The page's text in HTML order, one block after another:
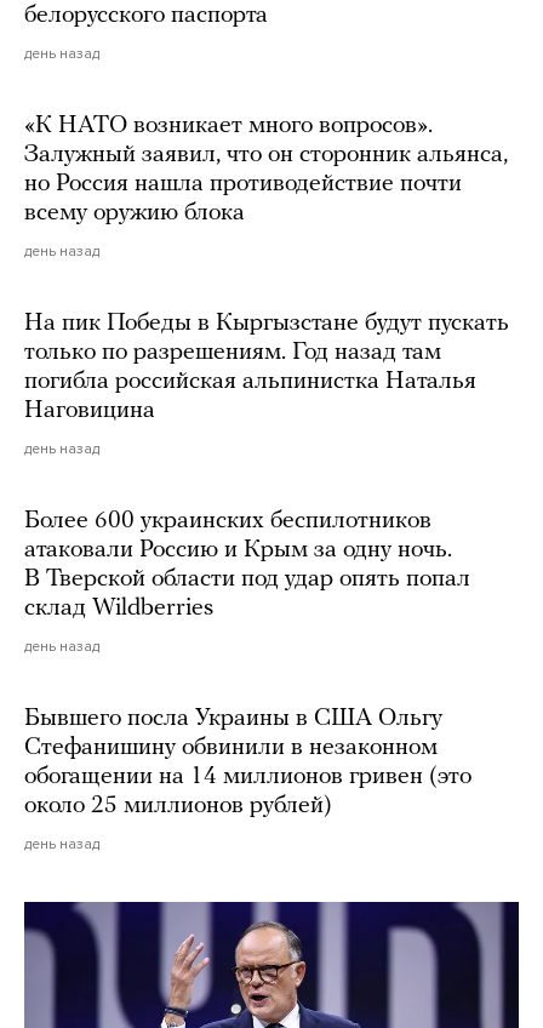
белорусского паспорта
день назад
«К НАТО возникает много вопросов».
Залужный заявил, что он сторонник альянса,
но Россия нашла противодействие почти
всему оружию блока
день назад
На пик Победы в Кыргызстане будут пускать
только по разрешениям. Год назад там
погибла российская альпинистка Наталья
Наговицина
день назад
Более 600 украинских беспилотников
атаковали Россию и Крым за одну ночь.
В Тверской области под удар опять попал
склад Wildberries
день назад
Бывшего посла Украины в США Ольгу
Стефанишину обвинили в незаконном
обогащении на 14 миллионов гривен (это
около 25 миллионов рублей)
день назад